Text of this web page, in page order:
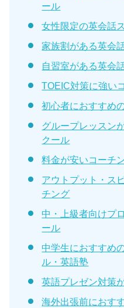
ール
女性限定の英会話
家族割がある英会
自習室がある英会
TOEIC対策に強い
初心者におすすめ
グループレッスン
クール
料金が安いコーチ
アウトプット・ス
チング
中・上級者向けプ
ール
中学生におすすめ
ル・英語塾
英語プレゼン対策
海外出張前におす